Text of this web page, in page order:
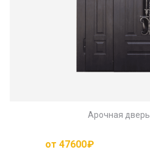
Арочная дверь
от 47600₽